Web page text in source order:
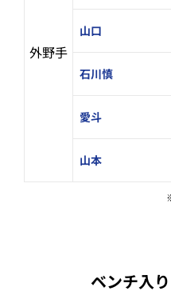
外野手
山口
石川慎
愛斗
山本
ベンチ入